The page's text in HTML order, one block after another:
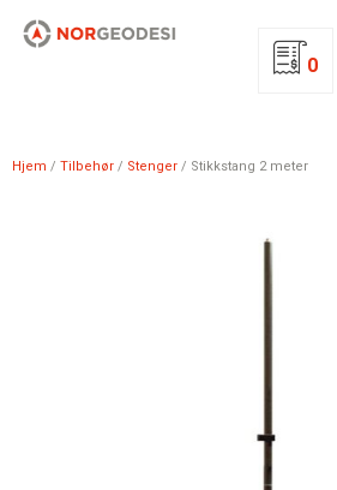
0
Hjem / Tilbehør / Stenger / Stikkstang 2 meter